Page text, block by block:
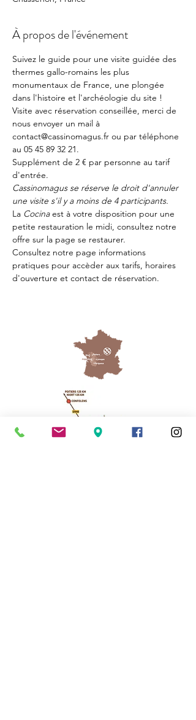
À propos de l'événement
Suivez le guide pour une visite guidée des
thermes gallo-romains les plus
monumentaux de France, une plongée
dans l'histoire et l'archéologie du site !
Visite avec réservation conseillée, merci de
nous envoyer un mail à
contact@cassinomagus.fr ou par téléphone
au 05 45 89 32 21.
Supplément de 2 € par personne au tarif
d'entrée.
Cassinomagus se réserve le droit d'annuler
une visite s'il y a moins de 4 participants.
La Cocina est à votre disposition pour une
petite restauration le midi, consultez notre
offre sur la page se restaurer.
Consultez notre page informations
pratiques pour accèder aux tarifs, horaires
d'ouverture et contact de réservation.